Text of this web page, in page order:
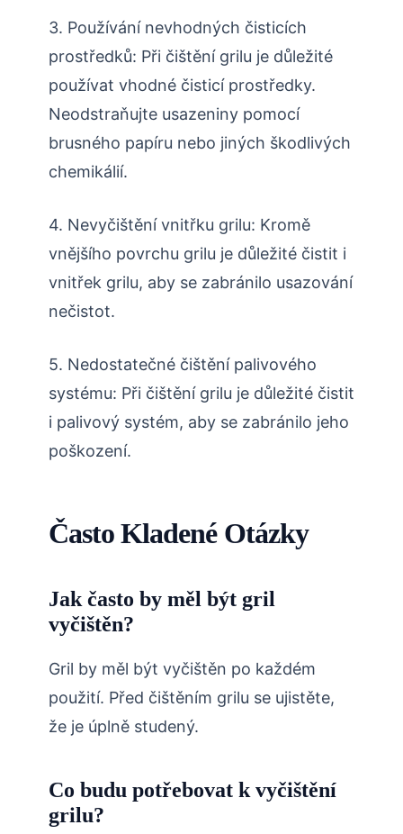
3. Používání nevhodných čisticích
prostředků: Při čištění grilu je důležité
používat vhodné čisticí prostředky.
Neodstraňujte usazeniny pomocí
brusného papíru nebo jiných škodlivých
chemikálií.
4. Nevyčištění vnitřku grilu: Kromě
vnějšího povrchu grilu je důležité čistit i
vnitřek grilu, aby se zabránilo usazování
nečistot.
5. Nedostatečné čištění palivového
systému: Při čištění grilu je důležité čistit
i palivový systém, aby se zabránilo jeho
poškození.
Často Kladené Otázky
Jak často by měl být gril
vyčištěn?
Gril by měl být vyčištěn po každém
použití. Před čištěním grilu se ujistěte,
že je úplně studený.
Co budu potřebovat k vyčištění
grilu?